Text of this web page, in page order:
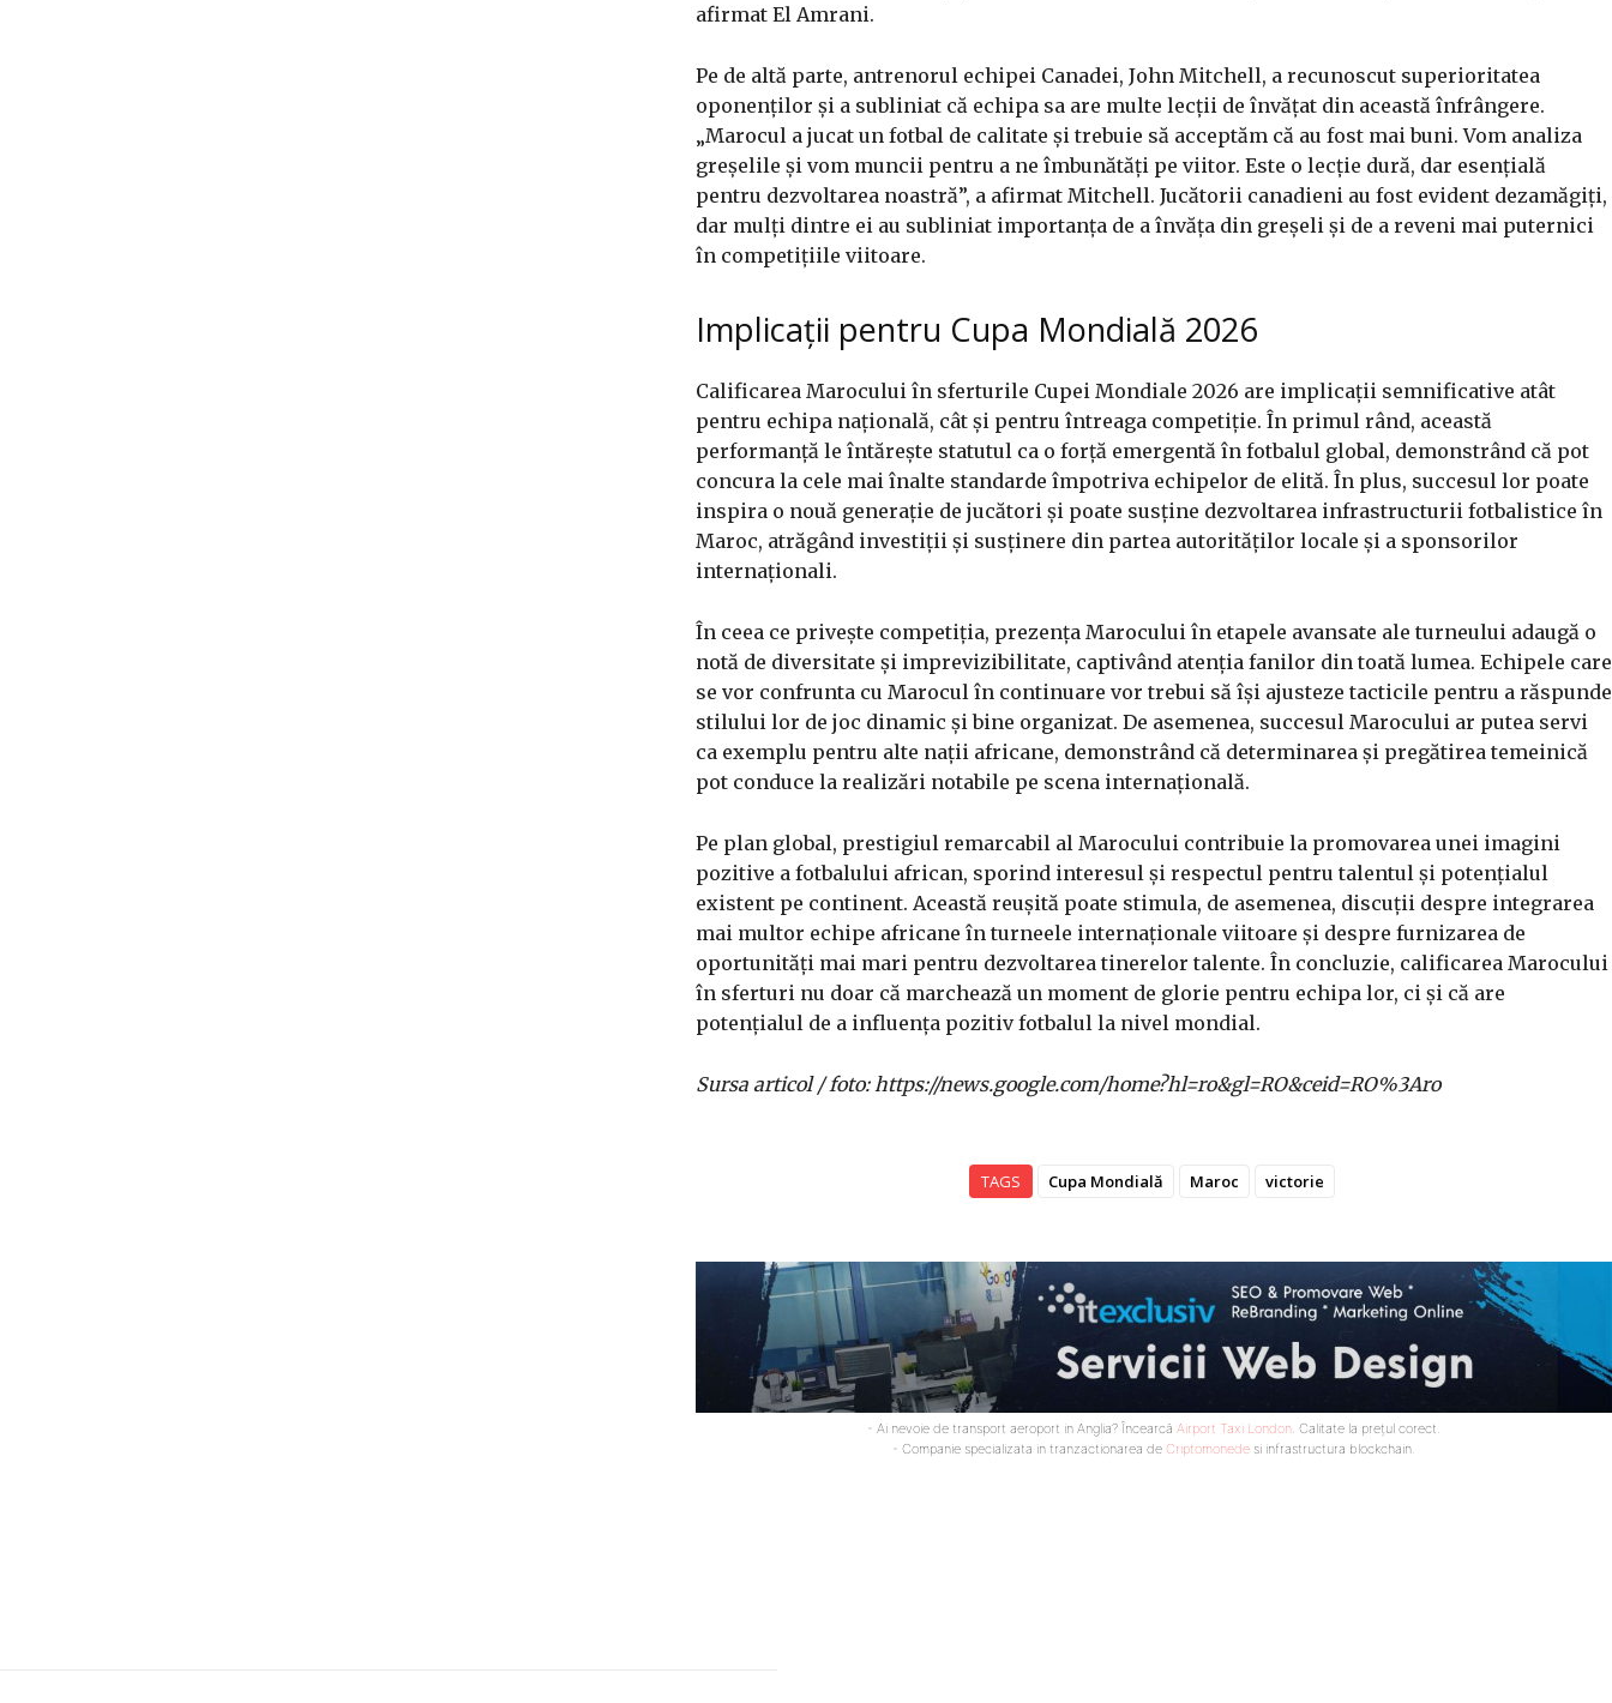
afirmat El Amrani.
Pe de altă parte, antrenorul echipei Canadei, John Mitchell, a recunoscut superioritatea
oponenților și a subliniat că echipa sa are multe lecții de învățat din această înfrângere.
„Marocul a jucat un fotbal de calitate și trebuie să acceptăm că au fost mai buni. Vom analiza
greșelile și vom muncii pentru a ne îmbunătăți pe viitor. Este o lecție dură, dar esențială
pentru dezvoltarea noastră”, a afirmat Mitchell. Jucătorii canadieni au fost evident dezamăgiți,
dar mulți dintre ei au subliniat importanța de a învăța din greșeli și de a reveni mai puternici
în competițiile viitoare.
Implicații pentru Cupa Mondială 2026
Calificarea Marocului în sferturile Cupei Mondiale 2026 are implicații semnificative atât
pentru echipa națională, cât și pentru întreaga competiție. În primul rând, această
performanță le întărește statutul ca o forță emergentă în fotbalul global, demonstrând că pot
concura la cele mai înalte standarde împotriva echipelor de elită. În plus, succesul lor poate
inspira o nouă generație de jucători și poate susține dezvoltarea infrastructurii fotbalistice în
Maroc, atrăgând investiții și susținere din partea autorităților locale și a sponsorilor
internaționali.
În ceea ce privește competiția, prezența Marocului în etapele avansate ale turneului adaugă o
notă de diversitate și imprevizibilitate, captivând atenția fanilor din toată lumea. Echipele care
se vor confrunta cu Marocul în continuare vor trebui să își ajusteze tacticile pentru a răspunde
stilului lor de joc dinamic și bine organizat. De asemenea, succesul Marocului ar putea servi
ca exemplu pentru alte nații africane, demonstrând că determinarea și pregătirea temeinică
pot conduce la realizări notabile pe scena internațională.
Pe plan global, prestigiul remarcabil al Marocului contribuie la promovarea unei imagini
pozitive a fotbalului african, sporind interesul și respectul pentru talentul și potențialul
existent pe continent. Această reușită poate stimula, de asemenea, discuții despre integrarea
mai multor echipe africane în turneele internaționale viitoare și despre furnizarea de
oportunități mai mari pentru dezvoltarea tinerelor talente. În concluzie, calificarea Marocului
în sferturi nu doar că marchează un moment de glorie pentru echipa lor, ci și că are
potențialul de a influența pozitiv fotbalul la nivel mondial.
Sursa articol / foto: https://news.google.com/home?hl=ro&gl=RO&ceid=RO%3Aro
TAGS Cupa Mondială Maroc victorie
- Ai nevoie de transport aeroport in Anglia? Încearcă Airport Taxi London. Calitate la prețul corect.
- Companie specializata in tranzactionarea de Criptomonede si infrastructura blockchain.